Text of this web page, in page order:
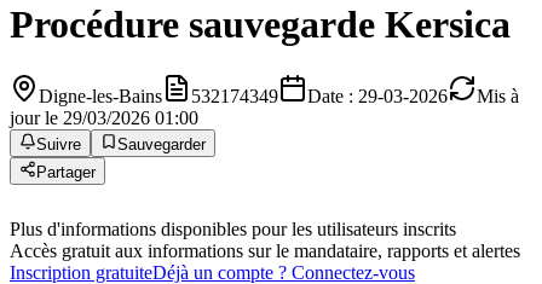
Procédure sauvegarde Kersica
Digne-les-Bains 532174349 Date : 29-03-2026
Mis à
jour le 29/03/2026 01:00
Suivre
Sauvegarder
Partager
Plus d'informations disponibles pour les utilisateurs inscrits
Accès gratuit aux informations sur le mandataire, rapports et alertes
Inscription gratuiteDéjà un compte ? Connectez-vous